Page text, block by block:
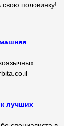
свою половинку!
лучших